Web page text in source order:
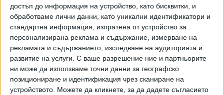
достъп до информация на устройство, като бисквитки, и
обработваме лични данни, като уникални идентификатори и
стандартна информация, изпратена от устройство за
персонализирана реклама и съдържание, измерване на
рекламата и съдържанието, изследване на аудиторията и
развитие на услуги. С ваше разрешение ние и партньорите
ни може да използваме точни данни за географско
позициониране и идентификация чрез сканиране на
устройството. Можете да кликнете, за да дадете съгласието
ответ разпространяват снимка на ракета, за която
твърдят, че бил изстрелян от украинците по гарата. На
него на руски пише "За детей". Съветникът на Зеленски
Алексей Арестович коментира, че е използвана ракета
тип Искандер и че атаката е внимателно планирана.
Самият Зеленски написа в социалните мрежи, че руската
войска е използвала ракета Точка У - тактическа
балистична ракета с малък обсег. По гарата са